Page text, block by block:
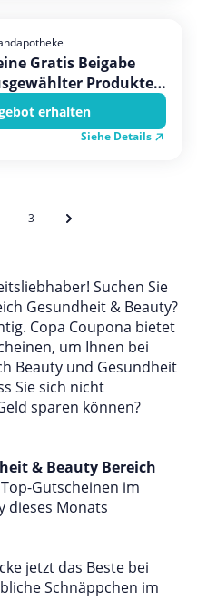
Gratis Beigabe
Produkte
Shop.
erhalten
Siehe Details
3
Suchen Sie
Gesundheit & Beauty?
Copa Coupona bietet
um Ihnen bei
Beauty und Gesundheit
Sie sich nicht
sparen können?
& Beauty Bereich
Gutscheinen im
dieses Monats
jetzt das Beste bei
Schnäppchen im